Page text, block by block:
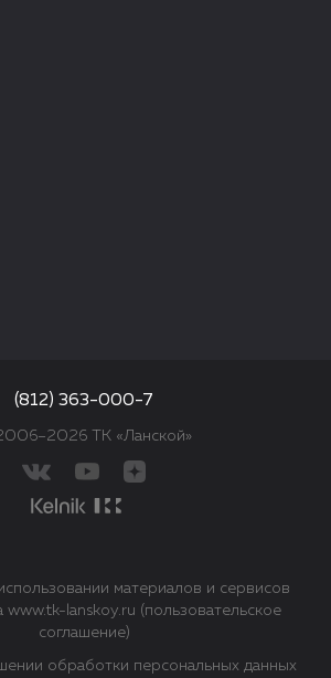
ТК «Ланской»
(812) 363-000-7
обработки персональных данных
материалов и сервисов
www.tk-lanskoy.ru (пользовательское
соглашение)